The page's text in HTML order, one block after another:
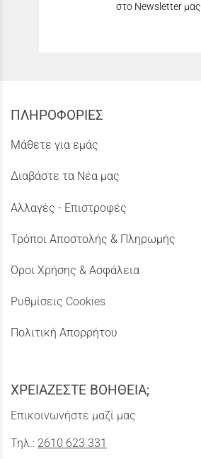
στο Newsletter μας
ΠΛΗΡΟΦΟΡΙΕΣ
Μάθετε για εμάς
Διαβάστε τα Νέα μας
Αλλαγές - Επιστροφές
Τρόποι Αποστολής & Πληρωμής
Όροι Χρήσης & Ασφάλεια
Ρυθμίσεις Cookies
Πολιτική Απορρήτου
ΧΡΕΙΑΖΕΣΤΕ ΒΟΗΘΕΙΑ;
Επικοινωνήστε μαζί μας
Τηλ.: 2610 623 331